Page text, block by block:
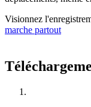
Visionnez
marche partout